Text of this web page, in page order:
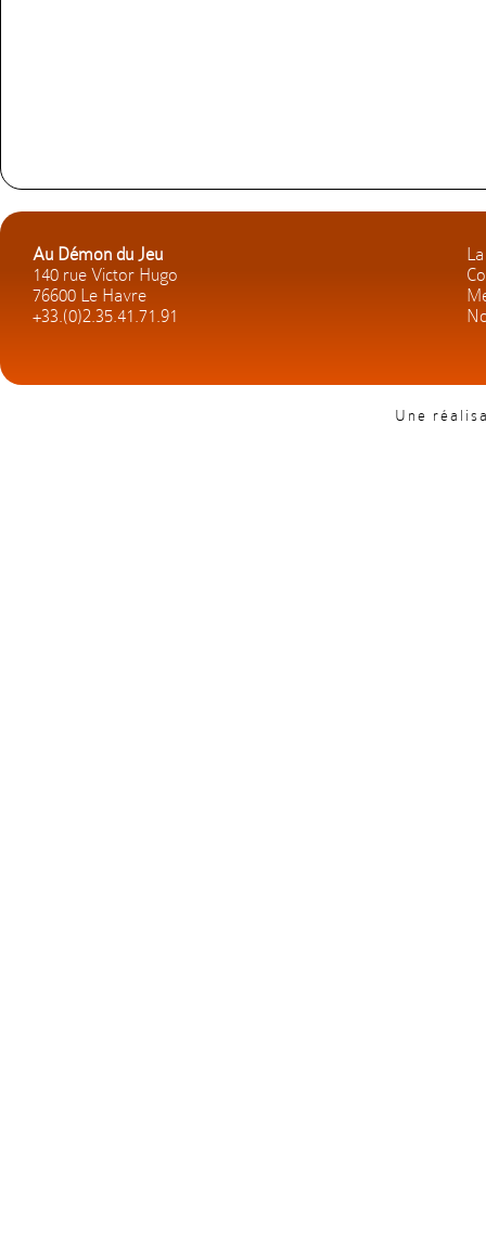
Au Démon du Jeu
140 rue Victor Hugo
76600 Le Havre
+33.(0)2.35.41.71.91
Une